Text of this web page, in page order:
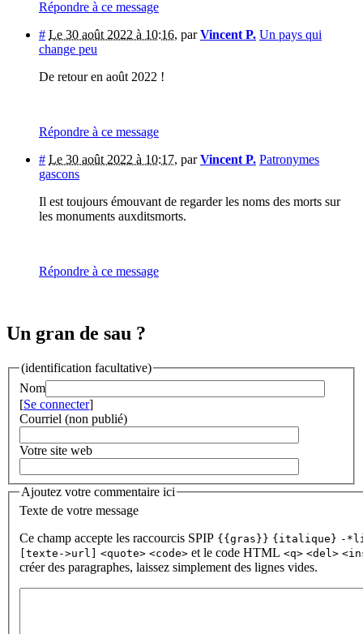
Répondre à ce message
# Le 30 août 2022 à 10:16, parVincent P. Un pays qui
change peu
De retour en août 2022 !
Répondre à ce message
# Le 30 août 2022 à 10:17, parVincent P. Patronymes
gascons
Il est toujours émouvant de regarder les noms des morts sur
les monuments auxditsmorts.
Répondre à ce message
Un gran de sau ?
(identification facultative)
Nom
[Se connecter]
Courriel (non publié)
Votre site web
Ajoutez votre commentaire ici
Texte de votre message
Ce champ accepte les raccourcis SPIP {{gras}} {italique} -
[texte->url]
<quote> <code> et le code HTML <q> <del>
créer des paragraphes, laissez simplement des lignes vides.